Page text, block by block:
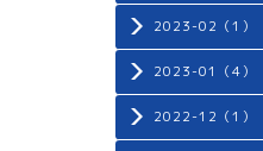
2023-02（1）
2023-01（4）
2022-12（1）